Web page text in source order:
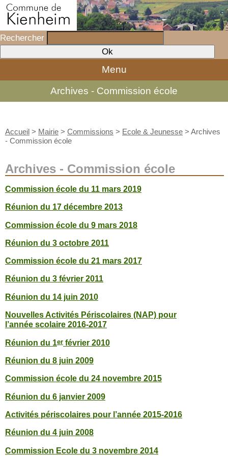
Rechercher
Menu
Archives - Commission école
Accueil > Mairie > Commissions > Ecole & Jeunesse > Archives
- Commission école
Archives - Commission école
Commission école du 11 mars 2019
Réunion du 17 décembre 2013
Commission école du 9 mars 2018
Réunion du 3 octobre 2011
Commission école du 21 mars 2017
Réunion du 3 février 2011
Réunion du 14 juin 2010
Nouvelles Activités Périscolaires (NAP) pour
l’année scolaire 2016-2017
Réunion du 1er février 2010
Réunion du 8 juin 2009
Commission école du 24 novembre 2015
Réunion du 6 janvier 2009
Activités périscolaires pour l’année 2015-2016
Réunion du 4 juin 2008
Commission Ecole du 3 novembre 2014